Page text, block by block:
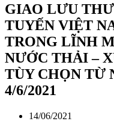
GIAO LƯU
TUYẾN VIỆT
TRONG LĨNH
NƯỚC THẢI –
TÙY CHỌN TỪ
4/6/2021
14/06/2021